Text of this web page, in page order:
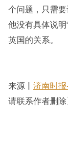
个问题，只需
他没有具体说
英国的关系。
来源丨 济南时
请联系作者删除